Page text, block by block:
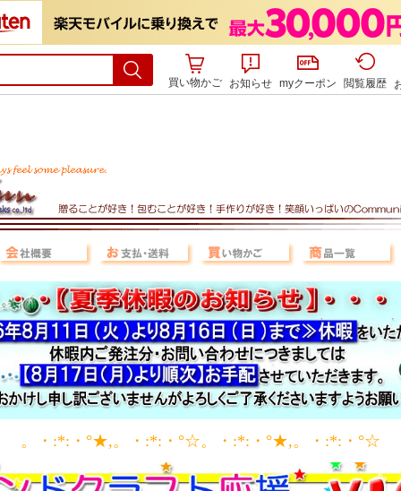
買い物かご お知らせ myクーポン 閲覧履歴
。・:*:・°★,。・:*:・°☆。・:*:・°★,。・:*:・°☆